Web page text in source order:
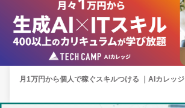
月1万円から個人で稼ぐスキルつける ｜AIカレッジ